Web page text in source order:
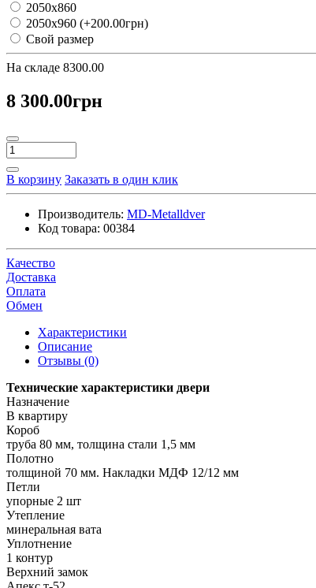
2050х860
2050х960 (+200.00грн)
Свой размер
На складе 8300.00
8 300.00грн
В корзину Заказать в один клик
Производитель: MD-Metalldver
Код товара: 00384
Качество
Доставка
Оплата
Обмен
Характеристики
Описание
Отзывы (0)
Технические характеристики двери
Назначение
В квартиру
Короб
труба 80 мм, толщина стали 1,5 мм
Полотно
толщиной 70 мм. Накладки МДФ 12/12 мм
Петли
упорные 2 шт
Утепление
минеральная вата
Уплотнение
1 контур
Верхний замок